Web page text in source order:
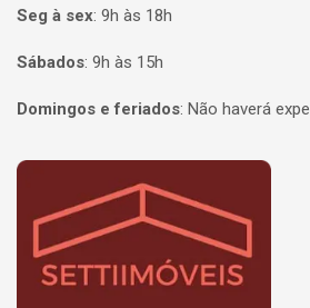
Seg à sex: 9h às 18h
Sábados: 9h às 15h
Domingos e feriados: Não haverá
Página inicial